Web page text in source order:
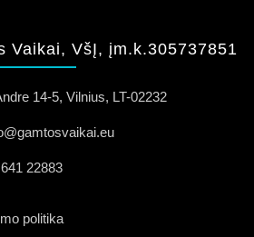
Vaikai, VšĮ, įm.k.305737851
14-5, Vilnius, LT-02232
641 22883
politika